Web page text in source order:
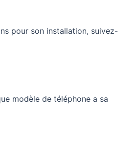
pour son installation, suivez-
modèle de téléphone a sa